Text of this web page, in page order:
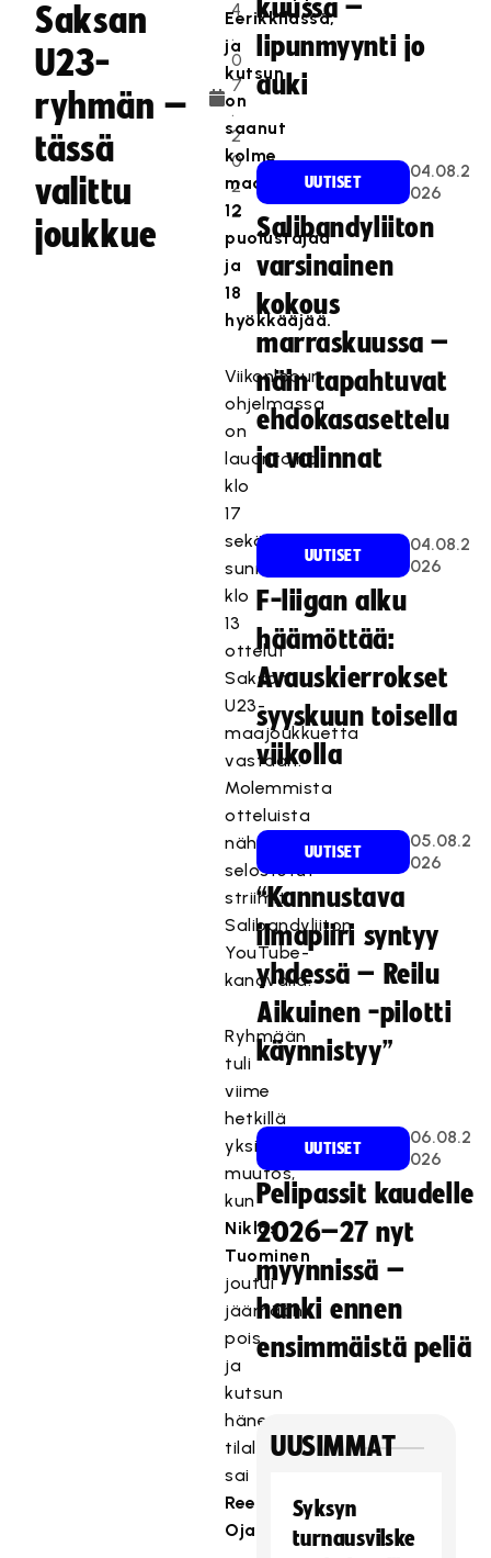
Saksan
U23-
ryhmän –
tässä
valittu
joukkue
4
.
0
7
.
2
0
2
2
Eerikkilässä,
ja
kutsun
on
saanut
kolme
maalivahtia,
12
puolustajaa
ja
18
hyökkääjää.
Viikonlopun
ohjelmassa
on
lauantaina
klo
17
sekä
sunnuntaina
klo
13
ottelut
Saksan
U23-
maajoukkuetta
vastaan.
Molemmista
otteluista
nähdään
selostetut
striimit
Salibandyliiton
YouTube-
kanavalla.
Ryhmään
tuli
viime
hetkillä
yksi
muutos,
kun
Niklas
Tuominen
joutui
jäämään
pois
ja
kutsun
hänen
tilalleen
sai
Reemus
Ojanen
kuussa –
lipunmyynti jo
auki
UUTISET
04.08.2
026
Salibandyliiton
varsinainen
kokous
marraskuussa –
näin tapahtuvat
ehdokasasettelu
ja valinnat
UUTISET
04.08.2
026
F-liigan alku
häämöttää:
Avauskierrokset
syyskuun toisella
viikolla
UUTISET
05.08.2
026
“Kannustava
ilmapiiri syntyy
yhdessä – Reilu
Aikuinen -pilotti
käynnistyy”
UUTISET
06.08.2
026
Pelipassit kaudelle
2026–27 nyt
myynnissä –
hanki ennen
ensimmäistä peliä
UUSIMMAT
Syksyn
turnausvilske